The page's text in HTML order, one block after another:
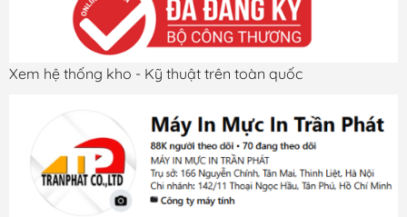
Xem hệ thống kho - Kỹ thuật trên toàn quốc